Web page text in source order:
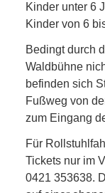
Kinder unter 6
Kinder von 6
Bedingt durch
Waldbühne
befinden sich
Fußweg von
zum Eingang
Für
Tickets nur im
0421 353638.